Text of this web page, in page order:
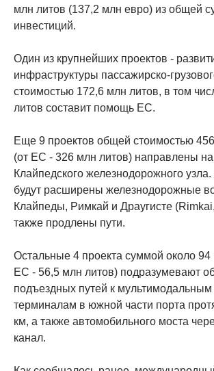
млн литов (137,2 млн евро) из общей
инвестиций.
Один из крупнейших проектов -
инфраструктуры пассажирско-
стоимостью 172,6 млн литов, в том
литов составит помощь ЕС.
Еще 9 проектов общей стоимостью
(от ЕС - 326 млн литов) направлены на
Клайпедского железнодорожного
будут расширены железнодорожные
Клайпеды, Римкай и Драугисте
также продлены пути.
Остальные 4 проекта суммой около 94
ЕС - 56,5 млн литов) подразумевают
подъездных путей к
терминалам в южной части порта
км, а также автомобильного моста
канал.